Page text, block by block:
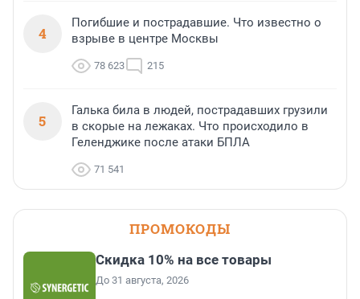
4
Погибшие и пострадавшие. Что известно о
взрыве в центре Москвы
78 623 215
5
Галька била в людей, пострадавших грузили
в скорые на лежаках. Что происходило в
Геленджике после атаки БПЛА
71 541
ПРОМОКОДЫ
Скидка 10% на все товары
До 31 августа, 2026